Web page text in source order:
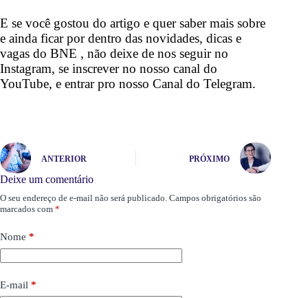
E se você gostou do artigo e quer saber mais sobre
e ainda ficar por dentro das novidades, dicas e
vagas do BNE , não deixe de nos seguir no
Instagram, se inscrever no nosso canal do
YouTube, e entrar pro nosso Canal do Telegram.
ANTERIOR PRÓXIMO
Deixe um comentário
O seu endereço de e-mail não será publicado. Campos obrigatórios são
marcados com *
Nome *
E-mail *